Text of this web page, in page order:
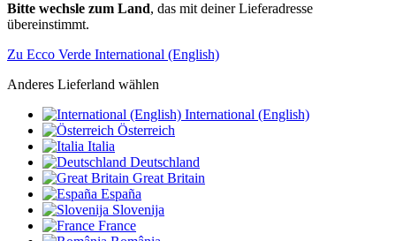
Bitte wechsle zum Land, das mit deiner Lieferadresse
übereinstimmt.
Zu Ecco Verde International (English)
Anderes Lieferland wählen
International (English)
Österreich
Italia
Deutschland
Great Britain
España
Slovenija
France